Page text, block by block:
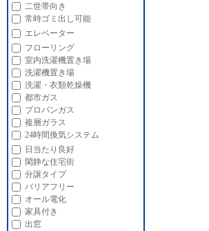
二世帯向き
常時ゴミ出し可能
エレベーター
フローリング
室内洗濯機置き場
洗濯機置き場
洗濯・衣類乾燥機
都市ガス
プロパンガス
複層ガラス
24時間換気システム
日当たり良好
閑静な住宅街
分譲タイプ
バリアフリー
オール電化
家具付き
出窓